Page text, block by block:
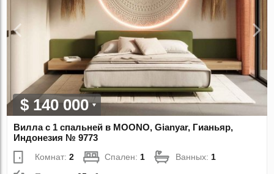
$ 140 000
Вилла с 1 спальней в MOONO, Gianyar, Гианьяр,
Индонезия № 9773
Комнат:2 Спален:1 Ванных:1